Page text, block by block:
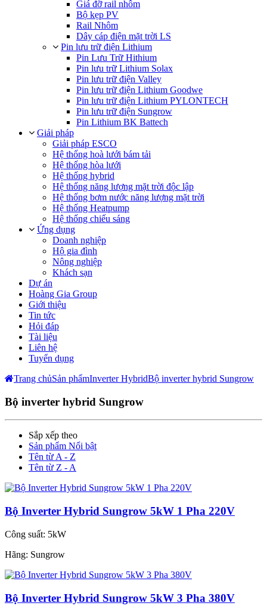
Giá đỡ rail nhôm
Bộ kẹp PV
Rail Nhôm
Dây cáp điện mặt trời LS
Pin lưu trữ điện Lithium
Pin Lưu Trữ Hithium
Pin lưu trữ Lithium Solax
Pin lưu trữ điện Valley
Pin lưu trữ điện Lithium Goodwe
Pin lưu trữ điện Lithium PYLONTECH
Pin lưu trữ điện Sungrow
Pin Lithium BK Battech
Giải pháp
Giải pháp ESCO
Hệ thống hoà lưới bám tải
Hệ thống hòa lưới
Hệ thống hybrid
Hệ thống năng lượng mặt trời độc lập
Hệ thống bơm nước năng lượng mặt trời
Hệ thống Heatpump
Hệ thống chiếu sáng
Ứng dụng
Doanh nghiệp
Hộ gia đình
Nông nghiệp
Khách sạn
Dự án
Hoàng Gia Group
Giới thiệu
Tin tức
Hỏi đáp
Tài liệu
Liên hệ
Tuyển dụng
Trang chủSản phẩmInverter HybridBộ inverter hybrid Sungrow
Bộ inverter hybrid Sungrow
Sắp xếp theo
Sản phẩm Nổi bật
Tên từ A - Z
Tên từ Z - A
Bộ Inverter Hybrid Sungrow 5kW 1 Pha 220V
Công suất: 5kW
Hãng: Sungrow
Bộ Inverter Hybrid Sungrow 5kW 3 Pha 380V